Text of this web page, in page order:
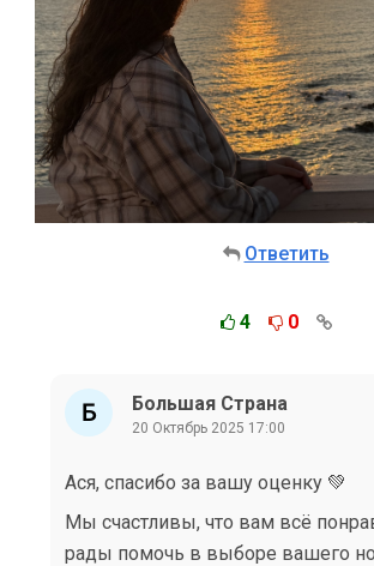
Ответить
4 0
Большая Страна
20 Октябрь 2025 17:00
Ася, спасибо за вашу оценку 💚
Мы счастливы, что вам всё
рады помочь в выборе вашего